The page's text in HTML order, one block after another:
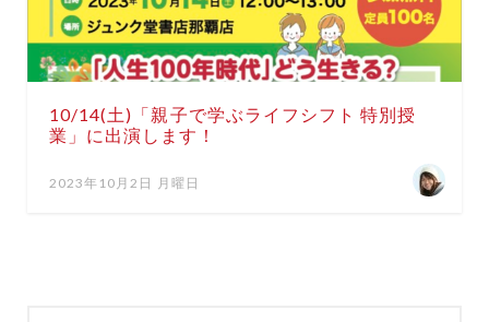
10/14(土)「親子で学ぶライフシフト 特別授
業」に出演します！
2023年10月2日 月曜日